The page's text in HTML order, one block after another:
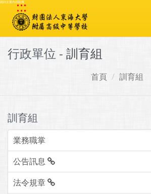
跳到主要內容區塊
:::
行政單位 - 訓育組
首頁 訓育組
訓育組
業務職掌
公告訊息
法令規章